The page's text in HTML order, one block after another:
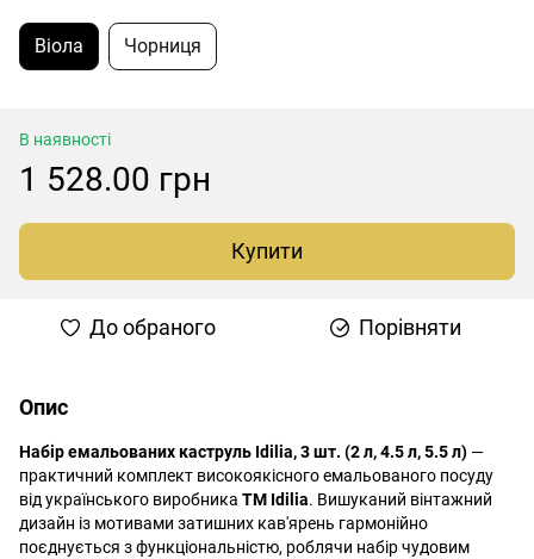
Віола Чорниця
В наявності
1 528.00 грн
Купити
До обраного Порівняти
Опис
Набір емальованих каструль Idilia, 3 шт. (2 л, 4.5 л, 5.5 л) —
практичний комплект високоякісного емальованого посуду
від українського виробника ТМ Idilia. Вишуканий вінтажний
дизайн із мотивами затишних кав'ярень гармонійно
поєднується з функціональністю, роблячи набір чудовим